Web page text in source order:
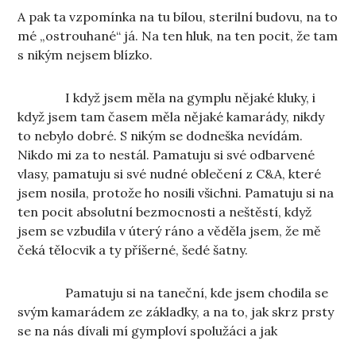
A pak ta vzpomínka na tu bílou, sterilní budovu, na to
mé „ostrouhané“ já. Na ten hluk, na ten pocit, že tam
s nikým nejsem blízko.
I když jsem měla na gymplu nějaké kluky, i
když jsem tam časem měla nějaké kamarády, nikdy
to nebylo dobré. S nikým se dodneška nevídám.
Nikdo mi za to nestál. Pamatuju si své odbarvené
vlasy, pamatuju si své nudné oblečení z C&A, které
jsem nosila, protože ho nosili všichni. Pamatuju si na
ten pocit absolutní bezmocnosti a neštěstí, když
jsem se vzbudila v úterý ráno a věděla jsem, že mě
čeká tělocvik a ty příšerné, šedé šatny.
Pamatuju si na taneční, kde jsem chodila se
svým kamarádem ze základky, a na to, jak skrz prsty
se na nás dívali mí gymploví spolužáci a jak